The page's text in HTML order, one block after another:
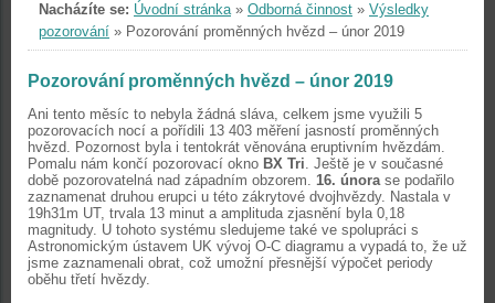
Nacházíte se: Úvodní stránka» Odborná činnost » Výsledky
pozorování » Pozorování proměnných hvězd – únor 2019
Pozorování proměnných hvězd – únor 2019
Ani tento měsíc to nebyla žádná sláva, celkem jsme využili 5
pozorovacích nocí a pořídili 13 403 měření jasností proměnných
hvězd. Pozornost byla i tentokrát věnována eruptivním hvězdám.
Pomalu nám končí pozorovací okno BX Tri. Ještě je v současné
době pozorovatelná nad západním obzorem. 16. únorase podařilo
zaznamenat druhou erupci u této zákrytové dvojhvězdy. Nastala v
19h31m UT, trvala 13 minut a amplituda zjasnění byla 0,18
magnitudy. U tohoto systému sledujeme také ve spolupráci s
Astronomickým ústavem UK vývoj O-C diagramu a vypadá to, že už
jsme zaznamenali obrat, což umožní přesnější výpočet periody
oběhu třetí hvězdy.